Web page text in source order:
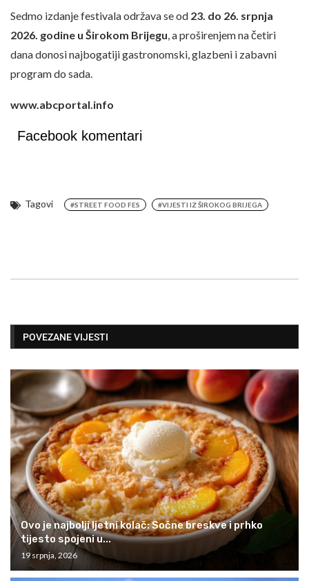
Sedmo izdanje festivala održava se od 23. do 26. srpnja
2026. godine u Širokom Brijegu, a proširenjem na četiri
dana donosi najbogatiji gastronomski, glazbeni i zabavni
program do sada.
www.abcportal.info
Facebook komentari
Tagovi #STREET FOOD FES #VIJESTI IZ ŠIROKOG BRIJEGA
POVEZANE VIJESTI
Ovo je najbolji ljetni kolač: Sočne breskve i prhko
tijesto spojeni u...
19 srpnja, 2026